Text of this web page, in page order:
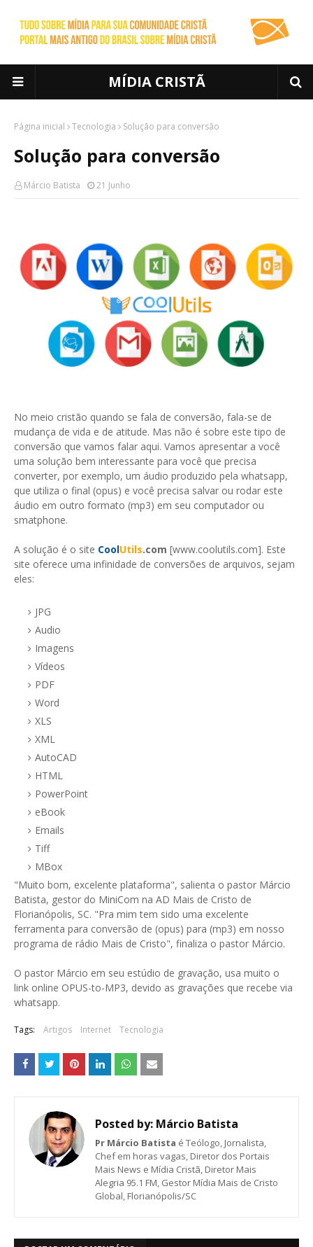
MÍDIA CRISTÃ
Página inicial Tecnologia Solução para conversão
Solução para conversão
Márcio Batista 21 Junho
No meio cristão quando se fala de conversão, fala-se de
mudança de vida e de atitude. Mas não é sobre este tipo de
conversão que vamos falar aqui. Vamos apresentar a você
uma solução bem interessante para você que precisa
converter, por exemplo, um áudio produzido pela whatsapp,
que utiliza o final (opus) e você precisa salvar ou rodar este
áudio em outro formato (mp3) em seu computador ou
smatphone.
A solução é o site CoolUtils.com [www.coolutils.com]. Este
site oferece uma infinidade de conversões de arquivos, sejam
eles:
JPG
Audio
Imagens
Vídeos
PDF
Word
XLS
XML
AutoCAD
HTML
PowerPoint
eBook
Emails
Tiff
MBox
"Muito bom, excelente plataforma", salienta o pastor Márcio
Batista, gestor do MiniCom na AD Mais de Cristo de
Florianópolis, SC. "Pra mim tem sido uma excelente
ferramenta para conversão de (opus) para (mp3) em nosso
programa de rádio Mais de Cristo", finaliza o pastor Márcio.
O pastor Márcio em seu estúdio de gravação, usa muito o
link online OPUS-to-MP3, devido as gravações que recebe via
whatsapp.
Tags: Artigos Internet Tecnologia
Posted by: Márcio Batista
Pr Márcio Batista é Teólogo, Jornalista,
Chef em horas vagas, Diretor dos Portais
Mais News e Mídia Cristã, Diretor Mais
Alegria 95.1 FM, Gestor Mídia Mais de Cristo
Global, Florianópolis/SC